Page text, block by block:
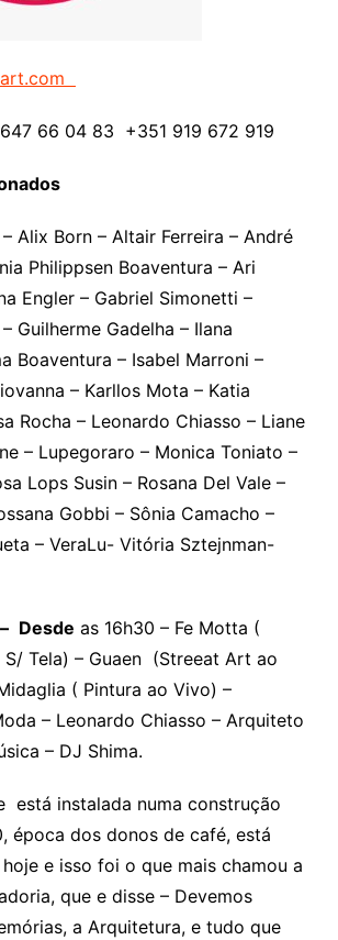
66 04 83 +351 919 672 919
Alix Born – Altair Ferreira – André
Philippsen Boaventura – Ari
Engler – Gabriel Simonetti –
Guilherme Gadelha – Ilana
Boaventura – Isabel Marroni –
– Karllos Mota – Katia
Rocha – Leonardo Chiasso – Liane
– Lupegoraro – Monica Toniato –
Lops Susin – Rosana Del Vale –
Gobbi – Sônia Camacho –
– VeraLu- Vitória Sztejnman-
Desde as 16h30 – Fe Motta (
Tela) – Guaen (Streeat Art ao
( Pintura ao Vivo) –
– Leonardo Chiasso – Arquiteto
– DJ Shima.
está instalada numa construção
época dos donos de café, está
e isso foi o que mais chamou a
que e disse – Devemos
a Arquitetura, e tudo que